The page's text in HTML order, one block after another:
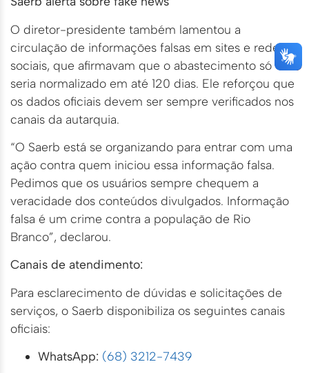
O diretor-presidente também lamentou a
circulação de informações falsas em sites e redes
sociais, que afirmavam que o abastecimento só
seria normalizado em até 120 dias. Ele reforçou que
os dados oficiais devem ser sempre verificados nos
canais da autarquia.
“O Saerb está se organizando para entrar com uma
ação contra quem iniciou essa informação falsa.
Pedimos que os usuários sempre chequem a
veracidade dos conteúdos divulgados. Informação
falsa é um crime contra a população de Rio
Branco”, declarou.
Canais de atendimento:
Para esclarecimento de dúvidas e solicitações de
serviços, o Saerb disponibiliza os seguintes canais
oficiais:
WhatsApp: (68) 3212-7439